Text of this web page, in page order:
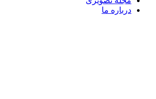
درباره ما